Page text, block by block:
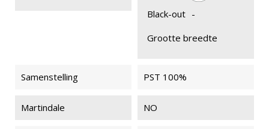
Black-out -
Grootte breedte
Samenstelling PST 100%
Martindale NO